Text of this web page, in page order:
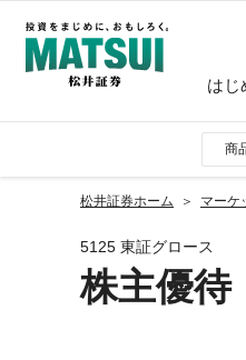
はじ
商
松井証券ホーム マーケ
5125 東証グロース
株主優待